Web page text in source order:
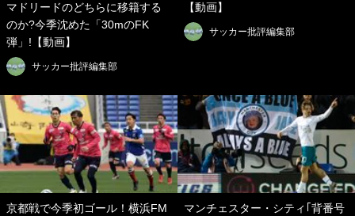
マドリードのどちらに移籍する
のか?今季沈めた「30mのFK
弾」!【動画】
サッカー批評編集部
【動画】
サッカー批評編集部
京都戦で今季初ゴール！横浜FM
マンチェスター・シティ｢背番号